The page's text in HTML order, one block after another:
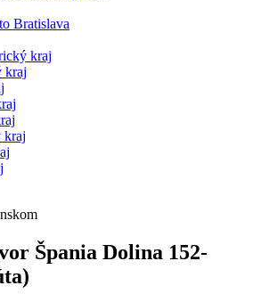
Bratislava
kraj
kraj
kraj
Špania Dolina 152-